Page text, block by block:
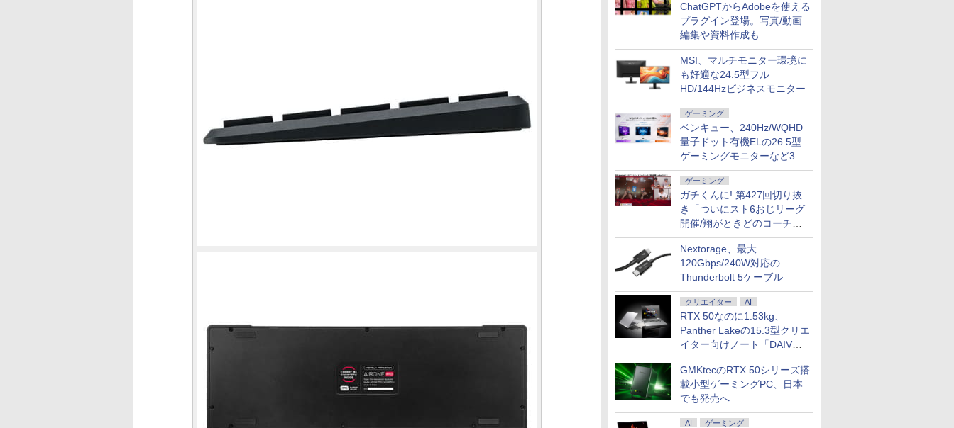
ChatGPTからAdobeを使える
プラグイン登場。写真/動画
編集や資料作成も
MSI、マルチモニター環境に
も好適な24.5型フル
HD/144Hzビジネスモニター
ゲーミング
ベンキュー、240Hz/WQHD
量子ドット有機ELの26.5型
ゲーミングモニターなど3機
種
ゲーミング
ガチくんに! 第427回切り抜
き「ついにスト6おじリーグ
開催/翔がときどのコーチ就
任など」
Nextorage、最大
120Gbps/240W対応の
Thunderbolt 5ケーブル
クリエイター AI
RTX 50なのに1.53kg、
Panther Lakeの15.3型クリエ
イター向けノート「DAIV
Z5」
GMKtecのRTX 50シリーズ搭
載小型ゲーミングPC、日本
でも発売へ
AI
ゲーミング